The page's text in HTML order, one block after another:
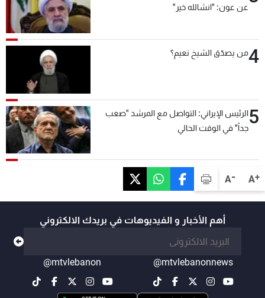
A+
A-
عن عون: "انشالله خير"
4من يصدّق الشيخ نعيم؟
5الرئيس الإيراني: التواصل مع المرشد "صعب
جداً" في الوقت الحالي
أهم الأخبار و الفيديوهات في بريدك الالكتروني
@mtvlebanonnews
@mtvlebanon